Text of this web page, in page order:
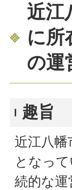
近江
に所
の運
趣旨
近江八
となっ
続的な